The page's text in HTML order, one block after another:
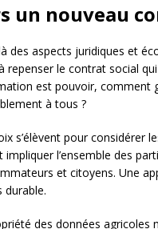
un nouveau
des aspects juridiques et
repenser le contrat social
est pouvoir, comment
à tous ?
s’élèvent pour considérer
impliquer l’ensemble des
et citoyens. Une
durable.
des données agricoles